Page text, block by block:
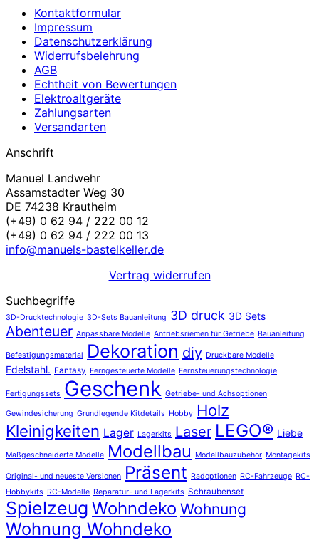
Kontaktformular
Impressum
Datenschutzerklärung
Widerrufsbelehrung
AGB
Echtheit von Bewertungen
Elektroaltgeräte
Zahlungsarten
Versandarten
Anschrift
Manuel Landwehr
Assamstadter Weg 30
DE 74238 Krautheim
(+49) 0 62 94 / 222 00 12
(+49) 0 62 94 / 222 00 13
info@manuels-bastelkeller.de
Vertrag widerrufen
Suchbegriffe
3D-Drucktechnologie 3D-Sets Bauanleitung 3D druck 3D Sets
Abenteuer Anpassbare Modelle Antriebsriemen für Getriebe Bauanleitung
Befestigungsmaterial Dekoration diy Druckbare Modelle
Edelstahl. Fantasy Ferngesteuerte Modelle Fernsteuerungstechnologie
Fertigungssets Geschenk Getriebe- und Achsoptionen
Gewindesicherung Grundlegende Kitdetails Hobby Holz
Kleinigkeiten Lager Lagerkits Laser LEGO® Liebe
Maßgeschneiderte Modelle Modellbau Modellbauzubehör Montagekits
Original- und neueste Versionen Präsent Radoptionen RC-Fahrzeuge RC-
Hobbykits RC-Modelle Reparatur- und Lagerkits Schraubenset
Spielzeug Wohndeko Wohnung
Wohnung Wohndeko